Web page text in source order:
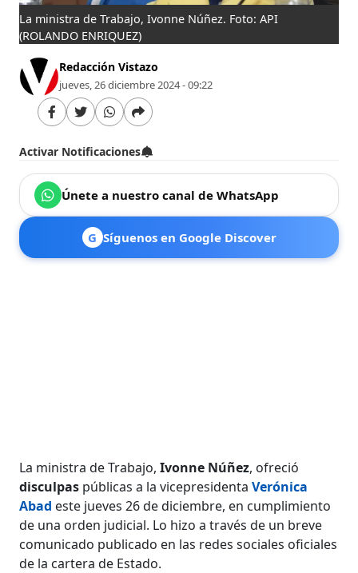
La ministra de Trabajo, Ivonne Núñez. Foto: API
(ROLANDO ENRIQUEZ)
Redacción Vistazo
jueves, 26 diciembre 2024 - 09:22
Activar Notificaciones
Únete a nuestro canal de WhatsApp
G Síguenos en Google Discover
La ministra de Trabajo,Ivonne Núñez, ofreció
disculpas públicas a la vicepresidentaVerónica
Abad este jueves 26 de diciembre, en cumplimiento
de una orden judicial. Lo hizo a través de un breve
comunicado publicado en las redes sociales oficiales
de la cartera de Estado.